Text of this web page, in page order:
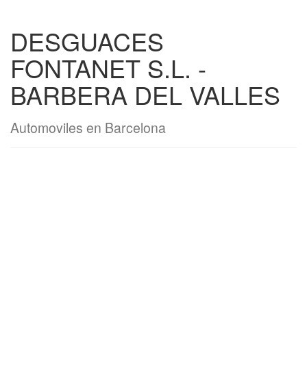
DESGUACES
FONTANET S.L. -
BARBERA DEL VALLES
Automoviles en Barcelona